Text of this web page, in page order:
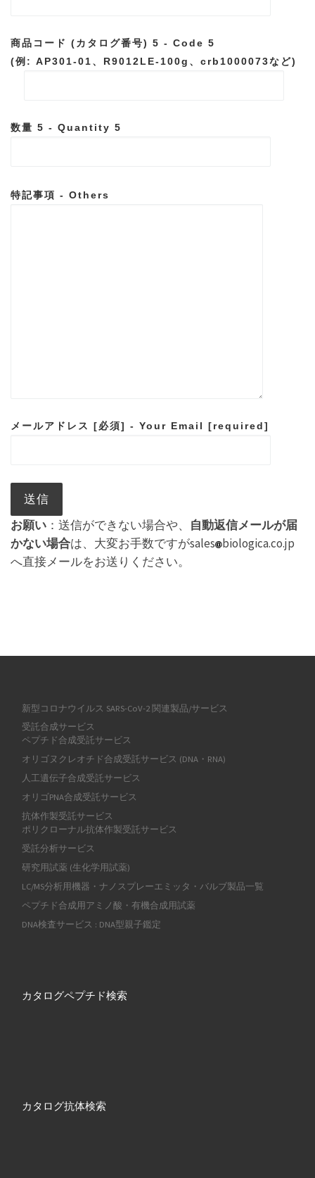
商品コード (カタログ番号) 5 - Code 5
(例: AP301-01、R9012LE-100g、crb1000073など)
数量 5 - Quantity 5
特記事項 - Others
メールアドレス [必須] - Your Email [required]
お願い ：送信ができない場合や、 自動返信メールが届
かない場合は、大変お手数ですがsales biologica.co.jp
へ直接メールをお送りください。
新型コロナウイルス SARS-CoV-2 関連製品/サービス
受託合成サービス
ペプチド合成受託サービス
オリゴヌクレオチド合成受託サービス (DNA・RNA)
人工遺伝子合成受託サービス
オリゴPNA合成受託サービス
抗体作製受託サービス
ポリクローナル抗体作製受託サービス
受託分析サービス
研究用試薬 (生化学用試薬)
LC/MS分析用機器・ナノスプレーエミッタ・バルブ製品一覧
ペプチド合成用アミノ酸・有機合成用試薬
DNA検査サービス : DNA型親子鑑定
カタログペプチド検索
カタログ抗体検索